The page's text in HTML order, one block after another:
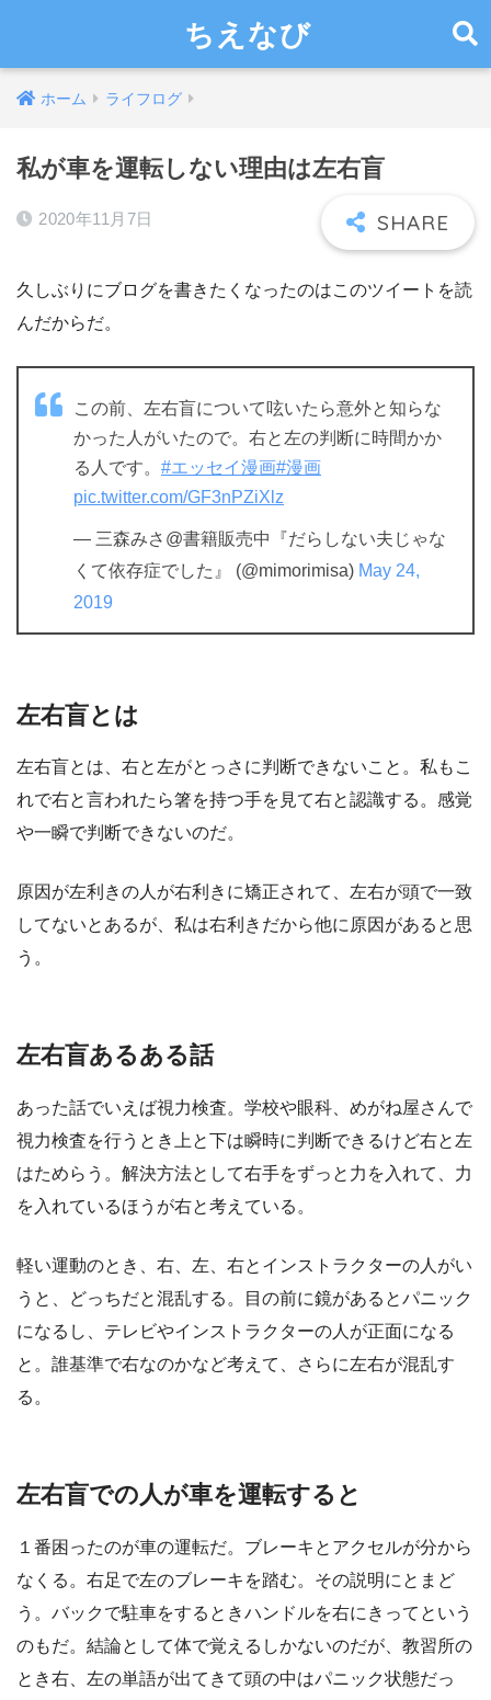
ちえなび
ホーム ライフログ
私が車を運転しない理由は左右盲
2020年11月7日
久しぶりにブログを書きたくなったのはこのツイートを読
んだからだ。
この前、左右盲について呟いたら意外と知らな
かった人がいたので。右と左の判断に時間かか
る人です。 #エッセイ漫画#漫画
pic.twitter.com/GF3nPZiXlz
— 三森みさ@書籍販売中『だらしない夫じゃな
くて依存症でした』 (@mimorimisa) May 24,
2019
左右盲とは
左右盲とは、右と左がとっさに判断できないこと。私もこ
れで右と言われたら箸を持つ手を見て右と認識する。感覚
や一瞬で判断できないのだ。
原因が左利きの人が右利きに矯正されて、左右が頭で一致
してないとあるが、私は右利きだから他に原因があると思
う。
左右盲あるある話
あった話でいえば視力検査。学校や眼科、めがね屋さんで
視力検査を行うとき上と下は瞬時に判断できるけど右と左
はためらう。解決方法として右手をずっと力を入れて、力
を入れているほうが右と考えている。
軽い運動のとき、右、左、右とインストラクターの人がい
うと、どっちだと混乱する。目の前に鏡があるとパニック
になるし、テレビやインストラクターの人が正面になる
と。誰基準で右なのかなど考えて、さらに左右が混乱す
る。
左右盲での人が車を運転すると
１番困ったのが車の運転だ。ブレーキとアクセルが分から
なくる。右足で左のブレーキを踏む。その説明にとまど
う。バックで駐車をするときハンドルを右にきってという
のもだ。結論として体で覚えるしかないのだが、教習所の
とき右、左の単語が出てきて頭の中はパニック状態だっ